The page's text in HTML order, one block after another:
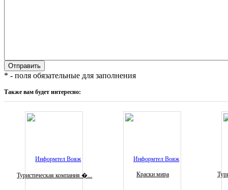
* - поля обязательные для заполнения
Также вам будет интересно:
Туристическая компания �... Краски мира